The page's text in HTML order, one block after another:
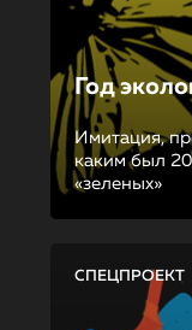
Год
Имитация,
каким был
«зеленых»
СПЕЦПРОЕКТ